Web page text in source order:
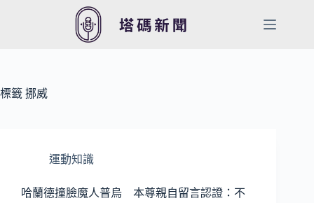
容
標籤 挪威
運動知識
哈蘭德撞臉魔人普烏 本尊親自留言認證：不